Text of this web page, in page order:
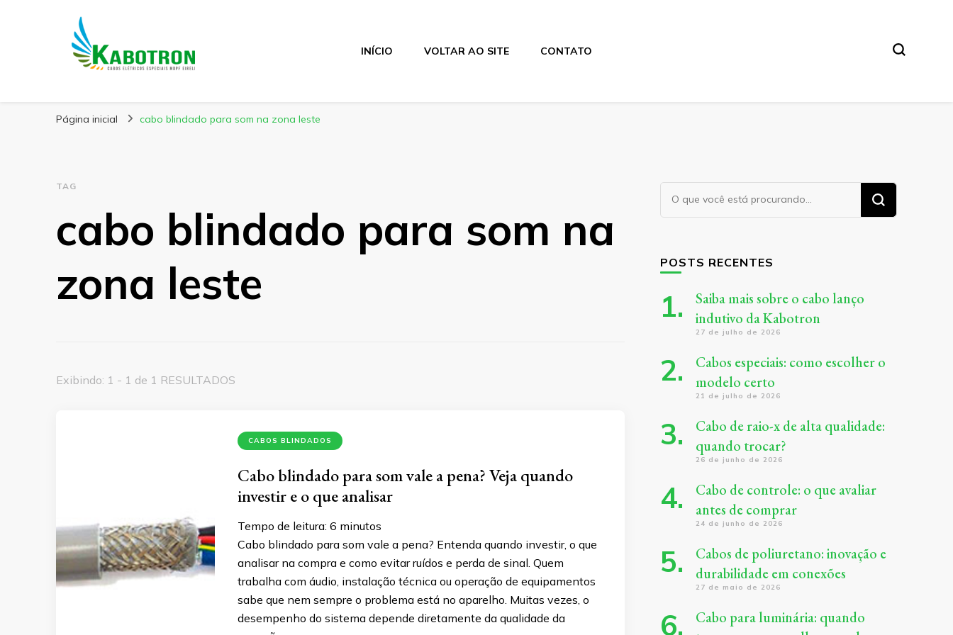
Kabotron
INÍCIO VOLTAR AO SITE CONTATO
Página inicial cabo blindado para som na zona leste
TAG
cabo blindado para som na
zona leste
Exibindo: 1 - 1 de 1 RESULTADOS
CABOS BLINDADOS
Cabo blindado para som vale a pena? Veja quando
investir e o que analisar
Tempo de leitura: 6 minutos
Cabo blindado para som vale a pena? Entenda quando investir, o que
analisar na compra e como evitar ruídos e perda de sinal. Quem
trabalha com áudio, instalação técnica ou operação de equipamentos
sabe que nem sempre o problema está no aparelho. Muitas vezes, o
desempenho do sistema depende diretamente da qualidade da
Procurando
algo?
POSTS RECENTES
Saiba mais sobre o cabo lanço
indutivo da Kabotron
27 de julho de 2026
Cabos especiais: como escolher o
modelo certo
21 de julho de 2026
Cabo de raio-x de alta qualidade:
quando trocar?
26 de junho de 2026
Cabo de controle: o que avaliar
antes de comprar
24 de junho de 2026
Cabos de poliuretano: inovação e
durabilidade em conexões
27 de maio de 2026
Cabo para luminária: quando